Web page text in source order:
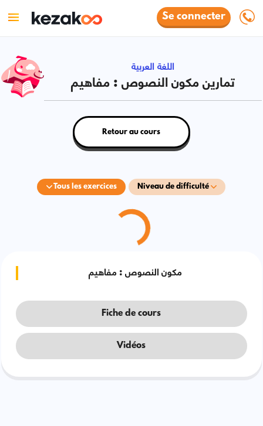
Se connecter
اللغة العربية
تمارين مكون النصوص : مفاهيم
Tous les exercices Niveau de difficulté
Retour au cours
مكون النصوص : مفاهيم
Fiche de cours
Vidéos